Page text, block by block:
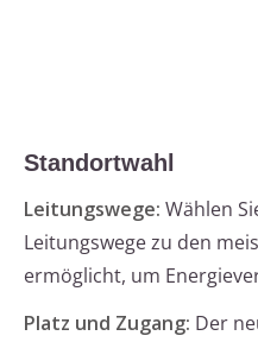
Standortwahl
Leitungswege: Wählen
Leitungswege zu den
ermöglicht, um
Platz und Zugang: Der